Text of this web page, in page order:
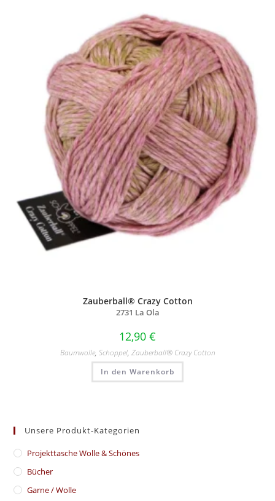
Zauberball® Crazy Cotton
2731 La Ola
12,90 €
Baumwolle, Schoppel, Zauberball® Crazy Cotton
In den Warenkorb
Unsere Produkt-Kategorien
​Projekttasche Wolle & Schönes
Bücher
Garne / Wolle